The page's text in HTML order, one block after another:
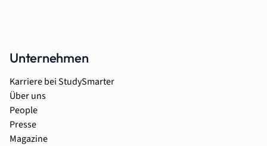
Unternehmen
Karriere bei StudySmarter
Über uns
People
Presse
Magazine